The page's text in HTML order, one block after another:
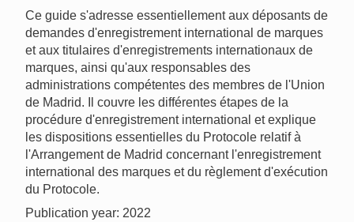
Ce guide s'adresse essentiellement aux déposants de
demandes d'enregistrement international de marques
et aux titulaires d'enregistrements internationaux de
marques, ainsi qu'aux responsables des
administrations compétentes des membres de l'Union
de Madrid. Il couvre les différentes étapes de la
procédure d'enregistrement international et explique
les dispositions essentielles du Protocole relatif à
l'Arrangement de Madrid concernant l'enregistrement
international des marques et du règlement d'exécution
du Protocole.
Publication year: 2022